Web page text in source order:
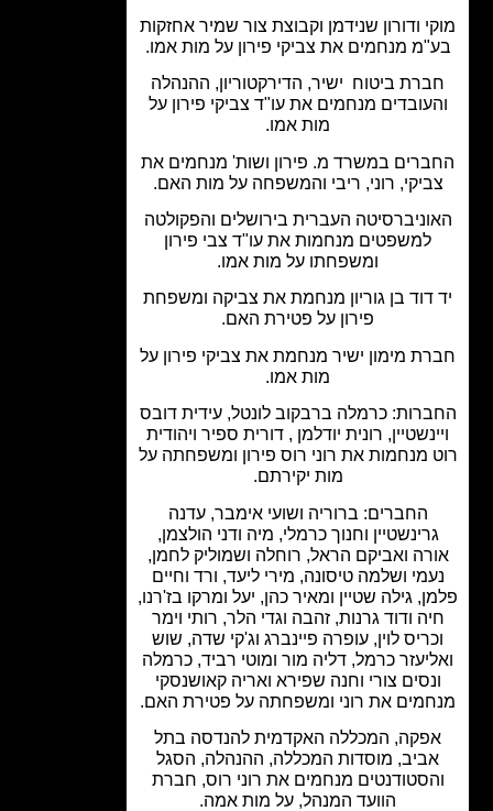
ודורון שנידמן וקבוצת צור שמיר אחזקות
מנחמים את צביקי פירון על מות אמו.
ביטוח ישיר, הדירקטוריון, ההנהלה
מנחמים את עו"ד צביקי פירון על
מות אמו.
במשרד מ. פירון ושות' מנחמים את
רוני, ריבי והמשפחה על מות האם.
העברית בירושלים והפקולטה
למשפטים מנחמות את עו"ד צבי פירון
ומשפחתו על מות אמו.
דוד בן גוריון מנחמת את צביקה ומשפחת
פירון על פטירת האם.
מימון ישיר מנחמת את צביקי פירון על
מות אמו.
כרמלה ברבקוב לונטל, עידית דובס
רונית יודלמן , דורית ספיר ויהודית
מנחמות את רוני רוס פירון ומשפחתה על
מות יקירתם.
החברים: ברוריה ושועי אימבר, עדנה
וחנוך כרמלי, מיה ודני הולצמן,
ואביקם הראל, רוחלה ושמוליק לחמן,
ושלמה טיסונה, מירי ליעד, ורד וחיים
גילה שטיין ומאיר כהן, יעל ומרקו בז'רנו,
ודוד גרנות, זהבה וגדי הלר, רותי וימר
לוין, עופרה פיינברג וג'קי שדה, שוש
כרמל, דליה מור ומוטי רביד, כרמלה
צורי וחנה שפירא ואריה קאושנסקי
את רוני ומשפחתה על פטירת האם.
המכללה האקדמית להנדסה בתל
מוסדות המכללה, ההנהלה, הסגל
מנחמים את רוני רוס, חברת
הוועד המנהל, על מות אמה.